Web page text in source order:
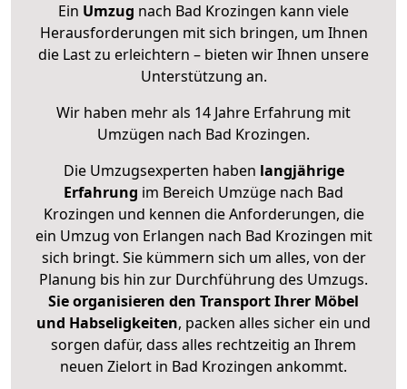
Ein Umzug nach Bad Krozingen kann viele
Herausforderungen mit sich bringen, um Ihnen
die Last zu erleichtern – bieten wir Ihnen unsere
Unterstützung an.
Wir haben mehr als 14 Jahre Erfahrung mit
Umzügen nach Bad Krozingen.
Die Umzugsexperten haben langjährige
Erfahrung im Bereich Umzüge nach Bad
Krozingen und kennen die Anforderungen, die
ein Umzug von Erlangen nach Bad Krozingen mit
sich bringt. Sie kümmern sich um alles, von der
Planung bis hin zur Durchführung des Umzugs.
Sie organisieren den Transport Ihrer Möbel
und Habseligkeiten, packen alles sicher ein und
sorgen dafür, dass alles rechtzeitig an Ihrem
neuen Zielort in Bad Krozingen ankommt.